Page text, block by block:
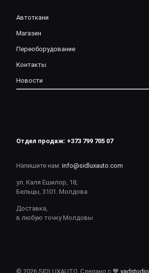
Автоткани
Магазин
Переоборудование
Контакты
Новости
Отдел продаж: +373 799 705 07
Напишите нам: info@sidluxauto.com
ул. Каля Ешилор, 18,
Бельцы, 3101. Молдова
Доставка,
в любую точку Молдовы
© 2026 SIDLUXAUTO. Сделано с 🧡 vadstudio